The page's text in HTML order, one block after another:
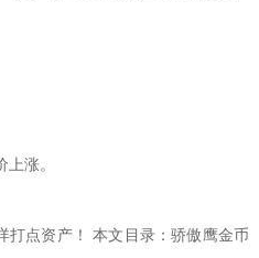
涨。
打点资产！ 本文目录：骄傲鹰金币